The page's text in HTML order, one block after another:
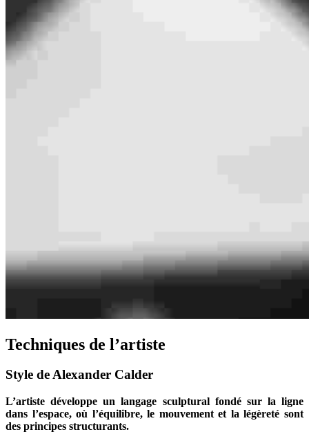
Techniques de l’artiste
Style de Alexander Calder
L’artiste développe un langage sculptural fondé sur la ligne
dans l’espace, où l’équilibre, le mouvement et la légèreté sont
des principes structurants.